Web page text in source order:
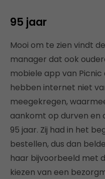
95 jaar
Mooi om te zien vindt
manager dat ook
mobiele app van Picnic
hebben internet niet
meegekregen,
aankomt op durven en
95 jaar. Zij had in het
bestellen, dus dan
haar bijvoorbeeld met
kiezen van een